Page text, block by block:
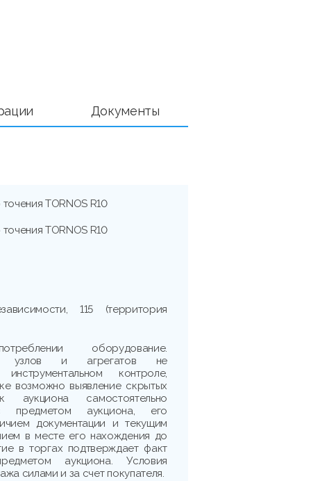
Документы
TORNOS R10
TORNOS R10
115 (территория
оборудование.
узлов и агрегатов не
контроле,
возможно выявление скрытых
аукциона самостоятельно
предметом аукциона, его
документации и текущим
в месте его нахождения до
в торгах подтверждает факт
аукциона. Условия
силами и за счет покупателя.